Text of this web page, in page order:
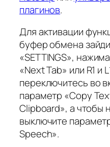
плагинов.
Для активации
буфер обмена
«SETTINGS»,
«Next Tab» или R1 и
переключитесь во
параметр «Copy
Clipboard», а чтобы
выключите
Speech».